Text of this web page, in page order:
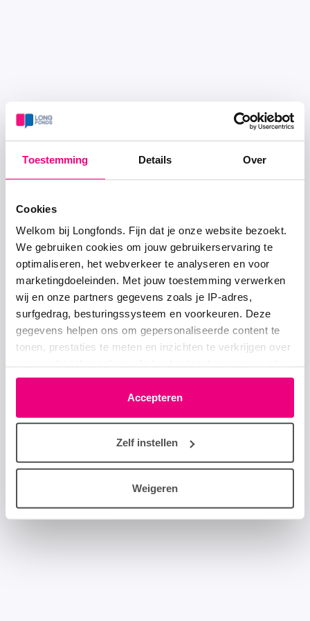
Toestemming Details Over
Cookies
Welkom bij Longfonds. Fijn dat je onze website bezoekt.
We gebruiken cookies om jouw gebruikerservaring te
optimaliseren, het webverkeer te analyseren en voor
marketingdoeleinden. Met jouw toestemming verwerken
wij en onze partners gegevens zoals je IP-adres,
surfgedrag, besturingssysteem en voorkeuren. Deze
gegevens helpen ons om gepersonaliseerde content te
tonen, prestaties te meten en inzichten te verkrijgen over
moment wijzigen of intrekken via het cookie-icoontje
linksonder elke pagina. De lijst met partners is te vinden
in het tabblad “details”.
Accepteren
Zelf instellen
Weigeren